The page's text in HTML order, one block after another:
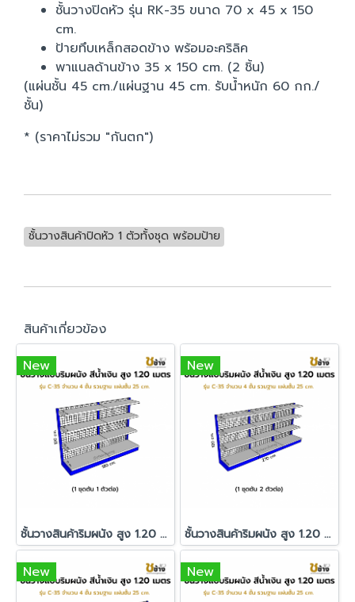
ชั้นวางปิดหัว รุ่น RK-35 ขนาด 70 x 45 x 150
cm.
ป้ายทึบเหล็กสอดข้าง พร้อมอะคริลิค
พาแนลด้านข้าง 35 x 150 cm. (2 ชิ้น)
(แผ่นชั้น 45 cm./แผ่นฐาน 45 cm. รับน้ำหนัก 60 กก./
ชั้น)
* (ราคาไม่รวม "กันตก")
ชั้นวางสินค้าปิดหัว 1 ตัวทั้งชุด พร้อมป้าย
สินค้าเกี่ยวข้อง
New
ชั้นวางสินค้าริมผนัง สูง 1.20 ม. รุ่น C-35 1 ชุดต้น 1 ตัวต่อ
New
ชั้นวางสินค้าริมผนัง สูง 1.20 ม. รุ่น C-35 1 ชุดต้น 2 ตัวต่อ
New New